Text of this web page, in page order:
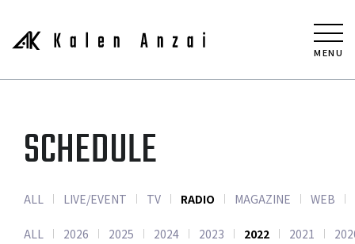
MENU
SCHEDULE
ALL LIVE/EVENT TV RADIO MAGAZINE WEB
ALL 2026 2025 2024 2023 2022 2021